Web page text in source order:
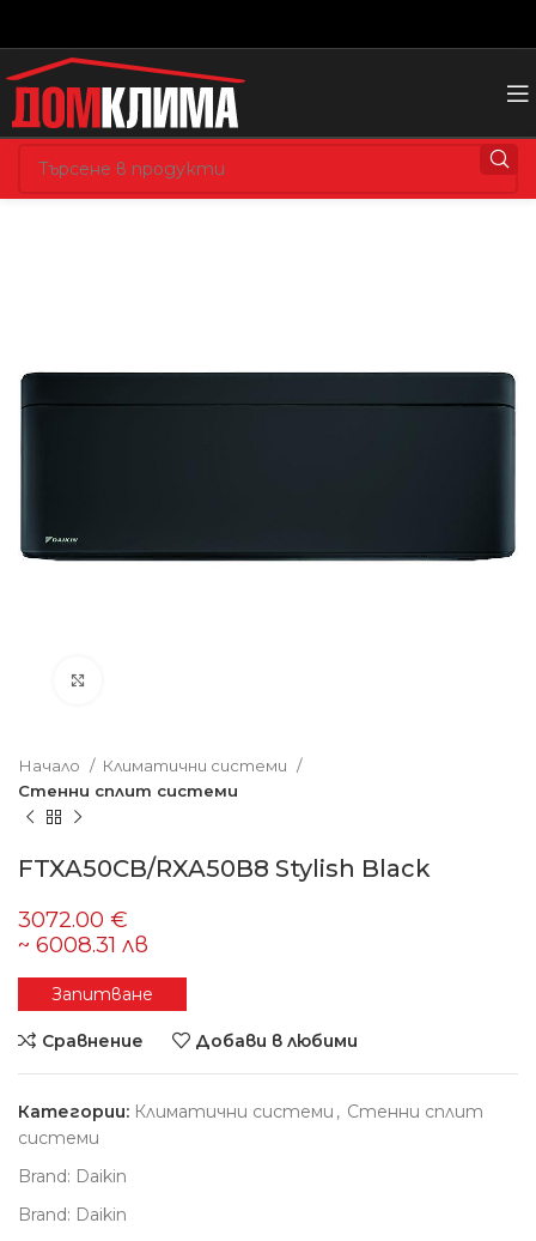
Начало
Климатични системи
Стенни сплит системи
FTXA50CB/RXA50B8 Stylish Black
Запитване
Сравнение Добави в любими
Категории: Климатични системи , Стенни сплит
системи
Brand: Daikin
Brand: Daikin